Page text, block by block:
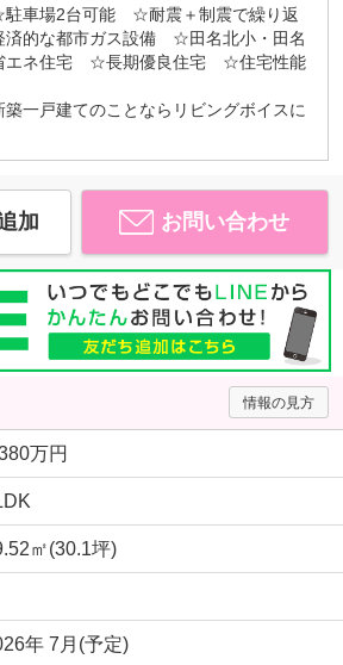
駐車場2台可能 ☆耐震＋制震で繰り返
的な都市ガス設備 ☆田名北小・田名
エネ住宅 ☆長期優良住宅 ☆住宅性能
築一戸建てのことならリビングボイスに
加 お問い合わせ
情報の見方
万円
㎡(30.1坪)
年 7月(予定)